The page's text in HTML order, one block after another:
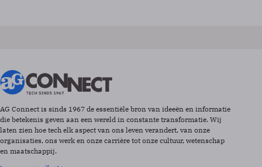
AG Connect is sinds 1967 de essentiële bron van ideeën en informatie
die betekenis geven aan een wereld in constante transformatie. Wij
laten zien hoe tech elk aspect van ons leven verandert, van onze
organisaties, ons werk en onze carrière tot onze cultuur, wetenschap
en maatschappij.